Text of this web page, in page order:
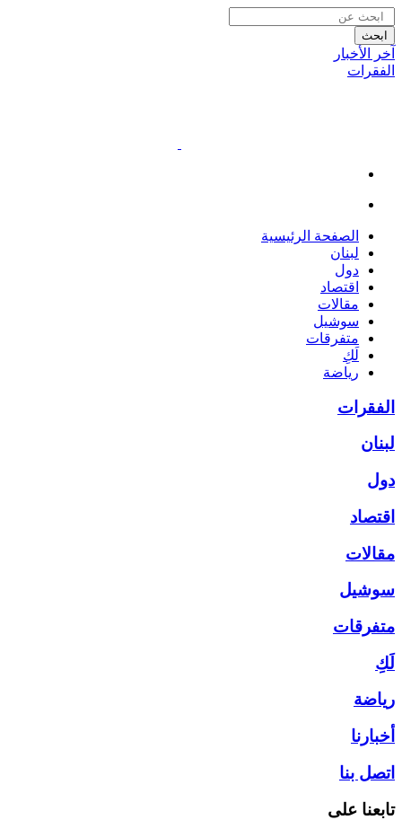
ابحث
آخر الأخبار
الفقرات
الصفحة الرئيسية
لبنان
دول
اقتصاد
مقالات
سوشيل
متفرقات
لَكِ
رياضة
الفقرات
لبنان
دول
اقتصاد
مقالات
سوشيل
متفرقات
لَكِ
رياضة
أخبارنا
اتصل بنا
تابعنا على